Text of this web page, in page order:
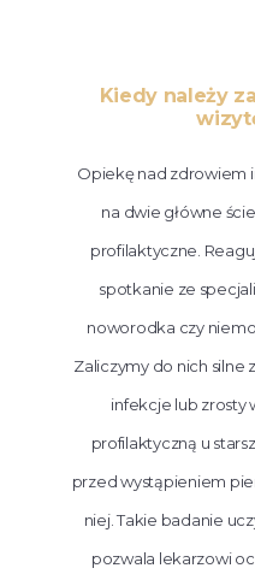
Kiedy należy
Opiekę nad zdrowiem
na dwie główne
profilaktyczne.
spotkanie ze
noworodka czy
Zaliczymy do nich silne
infekcje lub zrosty
profilaktyczną u
przed wystąpieniem
niej. Takie badanie
pozwala lekarzowi